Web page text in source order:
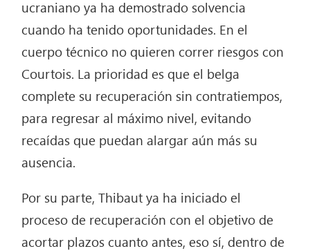
ucraniano ya ha demostrado solvencia
cuando ha tenido oportunidades. En el
cuerpo técnico no quieren correr riesgos con
Courtois. La prioridad es que el belga
complete su recuperación sin contratiempos,
para regresar al máximo nivel, evitando
recaídas que puedan alargar aún más su
ausencia.
Por su parte, Thibaut ya ha iniciado el
proceso de recuperación con el objetivo de
acortar plazos cuanto antes, eso sí, dentro de